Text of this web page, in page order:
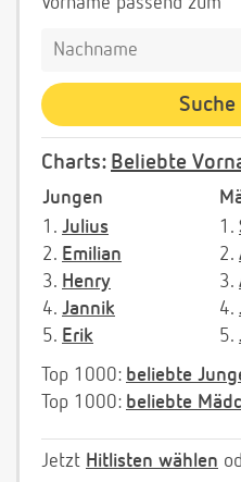
Charts: Beliebte
Jungen
1. Julius
2. Emilian
3. Henry
4. Jannik
5. Erik
1.
2.
3.
4.
5.
Top 1000: beliebte
Top 1000: beliebte
Jetzt Hitlisten wählen